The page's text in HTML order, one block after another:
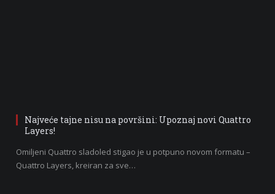
Najveće tajne nisu na površini: Upoznaj novi Quattro
Layers!
Omiljeni Quattro sladoled stigao je u potpuno novom formatu –
Quattro Layers, kreiran za sve…